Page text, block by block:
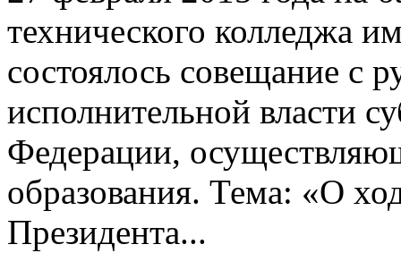
технического колледжа
состоялось совещание с
исполнительной власти
Федерации,
образования. Тема: «О
Президента...